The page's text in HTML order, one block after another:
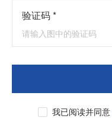
验证码 *
我已阅读并同意